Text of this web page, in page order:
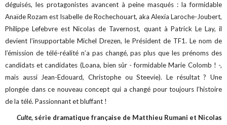
déguisés, les protagonistes avancent à peine masqués : la formidable
Anaïde Rozam est Isabelle de Rochechouart, aka Alexia Laroche-Joubert,
Philippe Lefebvre est Nicolas de Tavernost, quant à Patrick Le Lay, il
devient l’insupportable Michel Drezen, le Président de TF1. Le nom de
l’émission de télé-réalité n’a pas changé, pas plus que les prénoms des
candidats et candidates (Loana, bien sûr - formidable Marie Colomb ! -,
mais aussi Jean-Edouard, Christophe ou Steevie). Le résultat ? Une
plongée dans ce nouveau concept qui a changé pour toujours l’histoire
de la télé. Passionnant et bluffant !
Culte,série dramatique française de Matthieu Rumani et Nicolas